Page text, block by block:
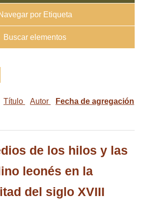
por Etiqueta
Buscar elementos
Título Autor Fecha de agregación
de los hilos y las
leonés en la
del siglo XVIII